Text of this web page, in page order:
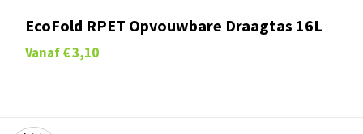
EcoFold RPET Opvouwbare Draagtas 16L
Vanaf € 3,10